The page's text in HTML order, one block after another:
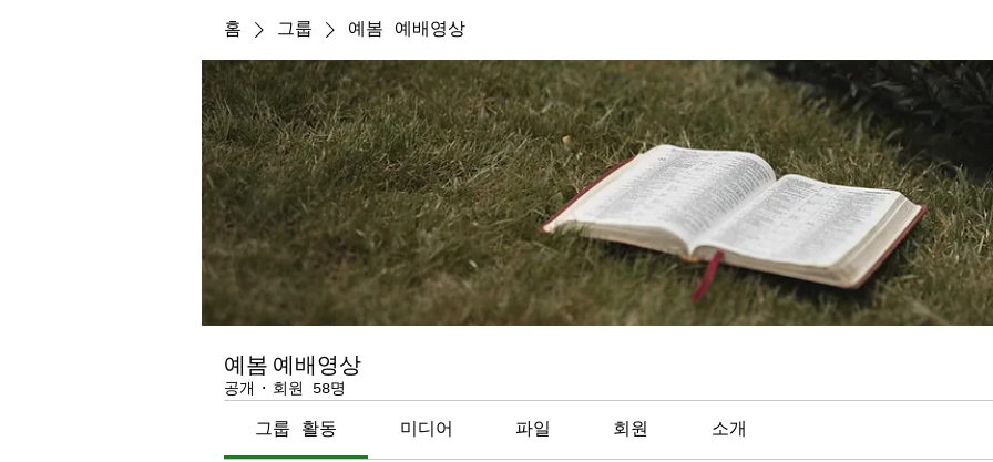
홈 그룹 예봄 예배영상
예봄 예배영상
공개 · 회원 58명
그룹 활동 미디어 파일 회원 소개